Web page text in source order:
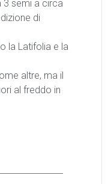
3 semi a circa
di
la Latifolia e la
altre, ma il
al freddo in